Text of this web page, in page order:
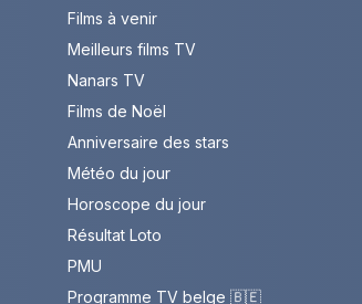
Films à venir
Meilleurs films TV
Nanars TV
Films de Noël
Anniversaire des stars
Météo du jour
Horoscope du jour
Résultat Loto
PMU
Programme TV belge 🇧🇪